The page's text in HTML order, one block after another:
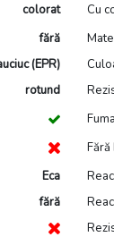
colorat
Cu
fără
(EPR)
rotund
Eca
fără